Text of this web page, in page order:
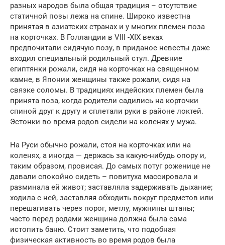
разных народов была общая традиция – отсутствие
статичной позы лежа на спине. Широко известна
принятая в азиатских странах и у многих племен поза
на корточках. В Голландии в VIII -XIX веках
предпочитали сидячую позу, в приданое невесты даже
входил специальный родильный стул. Древние
египтянки рожали, сидя на корточках на священном
камне, в Японии женщины также рожали, сидя на
связке соломы. В традициях индейских племен была
принята поза, когда родители садились на корточки
спиной друг к другу и сплетали руки в районе локтей.
Эстонки во время родов сидели на коленях у мужа.
На Руси обычно рожали, стоя на корточках или на
коленях, а иногда — держась за какую-нибудь опору и,
таким образом, провисая. До самых потуг роженице не
давали спокойно сидеть – повитуха массировала и
разминала ей живот; заставляла задерживать дыхание;
ходила с ней, заставляя обходить вокруг предметов или
перешагивать через порог, метлу, мужнины штаны;
часто перед родами женщина должна была сама
истопить баню. Стоит заметить, что подобная
физическая активность во время родов была